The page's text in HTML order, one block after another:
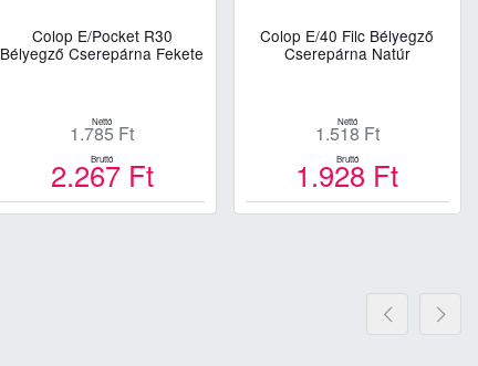
Colop E/Pocket R30
Bélyegző Cserepárna Fekete
Nettó
1.785 Ft
Bruttó
2.267 Ft
Colop E/40 Filc Bélyegző
Cserepárna Natúr
Nettó
1.518 Ft
Bruttó
1.928 Ft